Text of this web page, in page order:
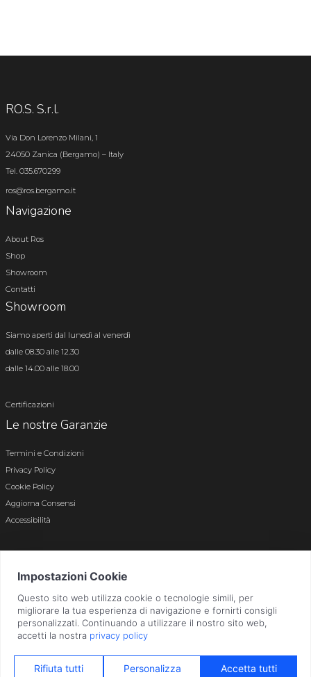
RO.S. S.r.l.
Via Don Lorenzo Milani, 1
24050 Zanica (Bergamo) – Italy
Tel. 035.670299
ros@ros.bergamo.it
Navigazione
About Ros
Shop
Showroom
Contatti
Showroom
Siamo aperti dal lunedì al venerdì
dalle 08.30 alle 12.30
dalle 14.00 alle 18.00
Certificazioni
Le nostre Garanzie
Termini e Condizioni
Privacy Policy
Cookie Policy
Aggiorna Consensi
Accessibilità
Bergamo n. 01496180165 · Capitale Sociale i.v. € 800.000,00